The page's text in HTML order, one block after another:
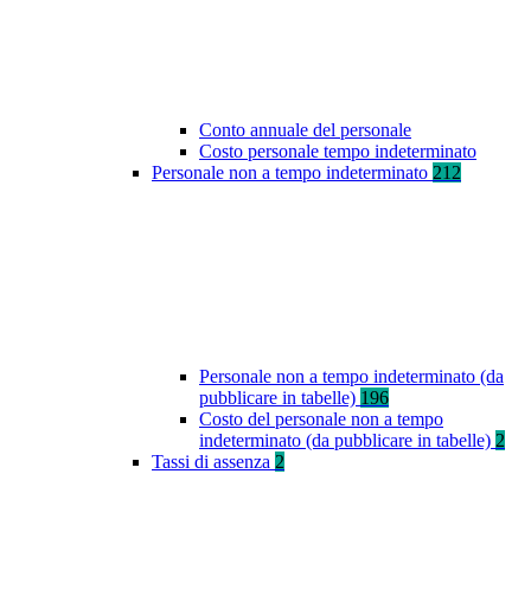
Conto annuale del personale
Costo personale tempo indeterminato
Personale non a tempo indeterminato 212
Personale non a tempo indeterminato (da
pubblicare in tabelle) 196
Costo del personale non a tempo
indeterminato (da pubblicare in tabelle) 2
Tassi di assenza 2